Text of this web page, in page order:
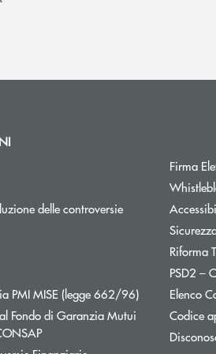
delle controversie
PMI MISE (legge 662/96)Apre una
Fondo di Garanzia Mutui
Apre una nuova finestra
Firma
Riforma
PSD2 –
Elenco
Codice